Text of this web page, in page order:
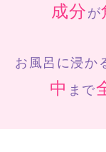
成分 が
お風呂に浸か
中 まで